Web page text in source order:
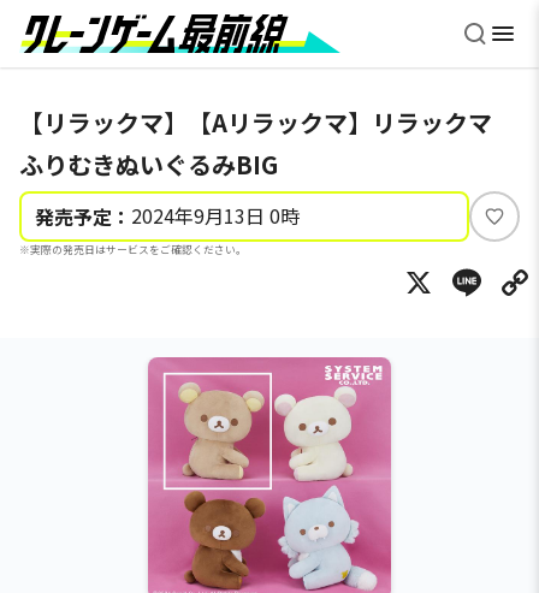
【リラックマ】【Aリラックマ】リラックマ
ふりむきぬいぐるみBIG
発売予定： 2024年9月13日 0時
※実際の発売日はサービスをご確認ください。
い
ね
X